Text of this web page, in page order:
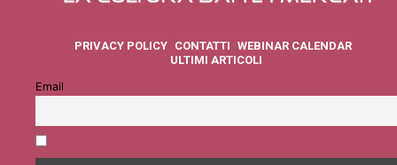
PRIVACY POLICY CONTATTI WEBINAR CALENDAR
ULTIMI ARTICOLI
Email